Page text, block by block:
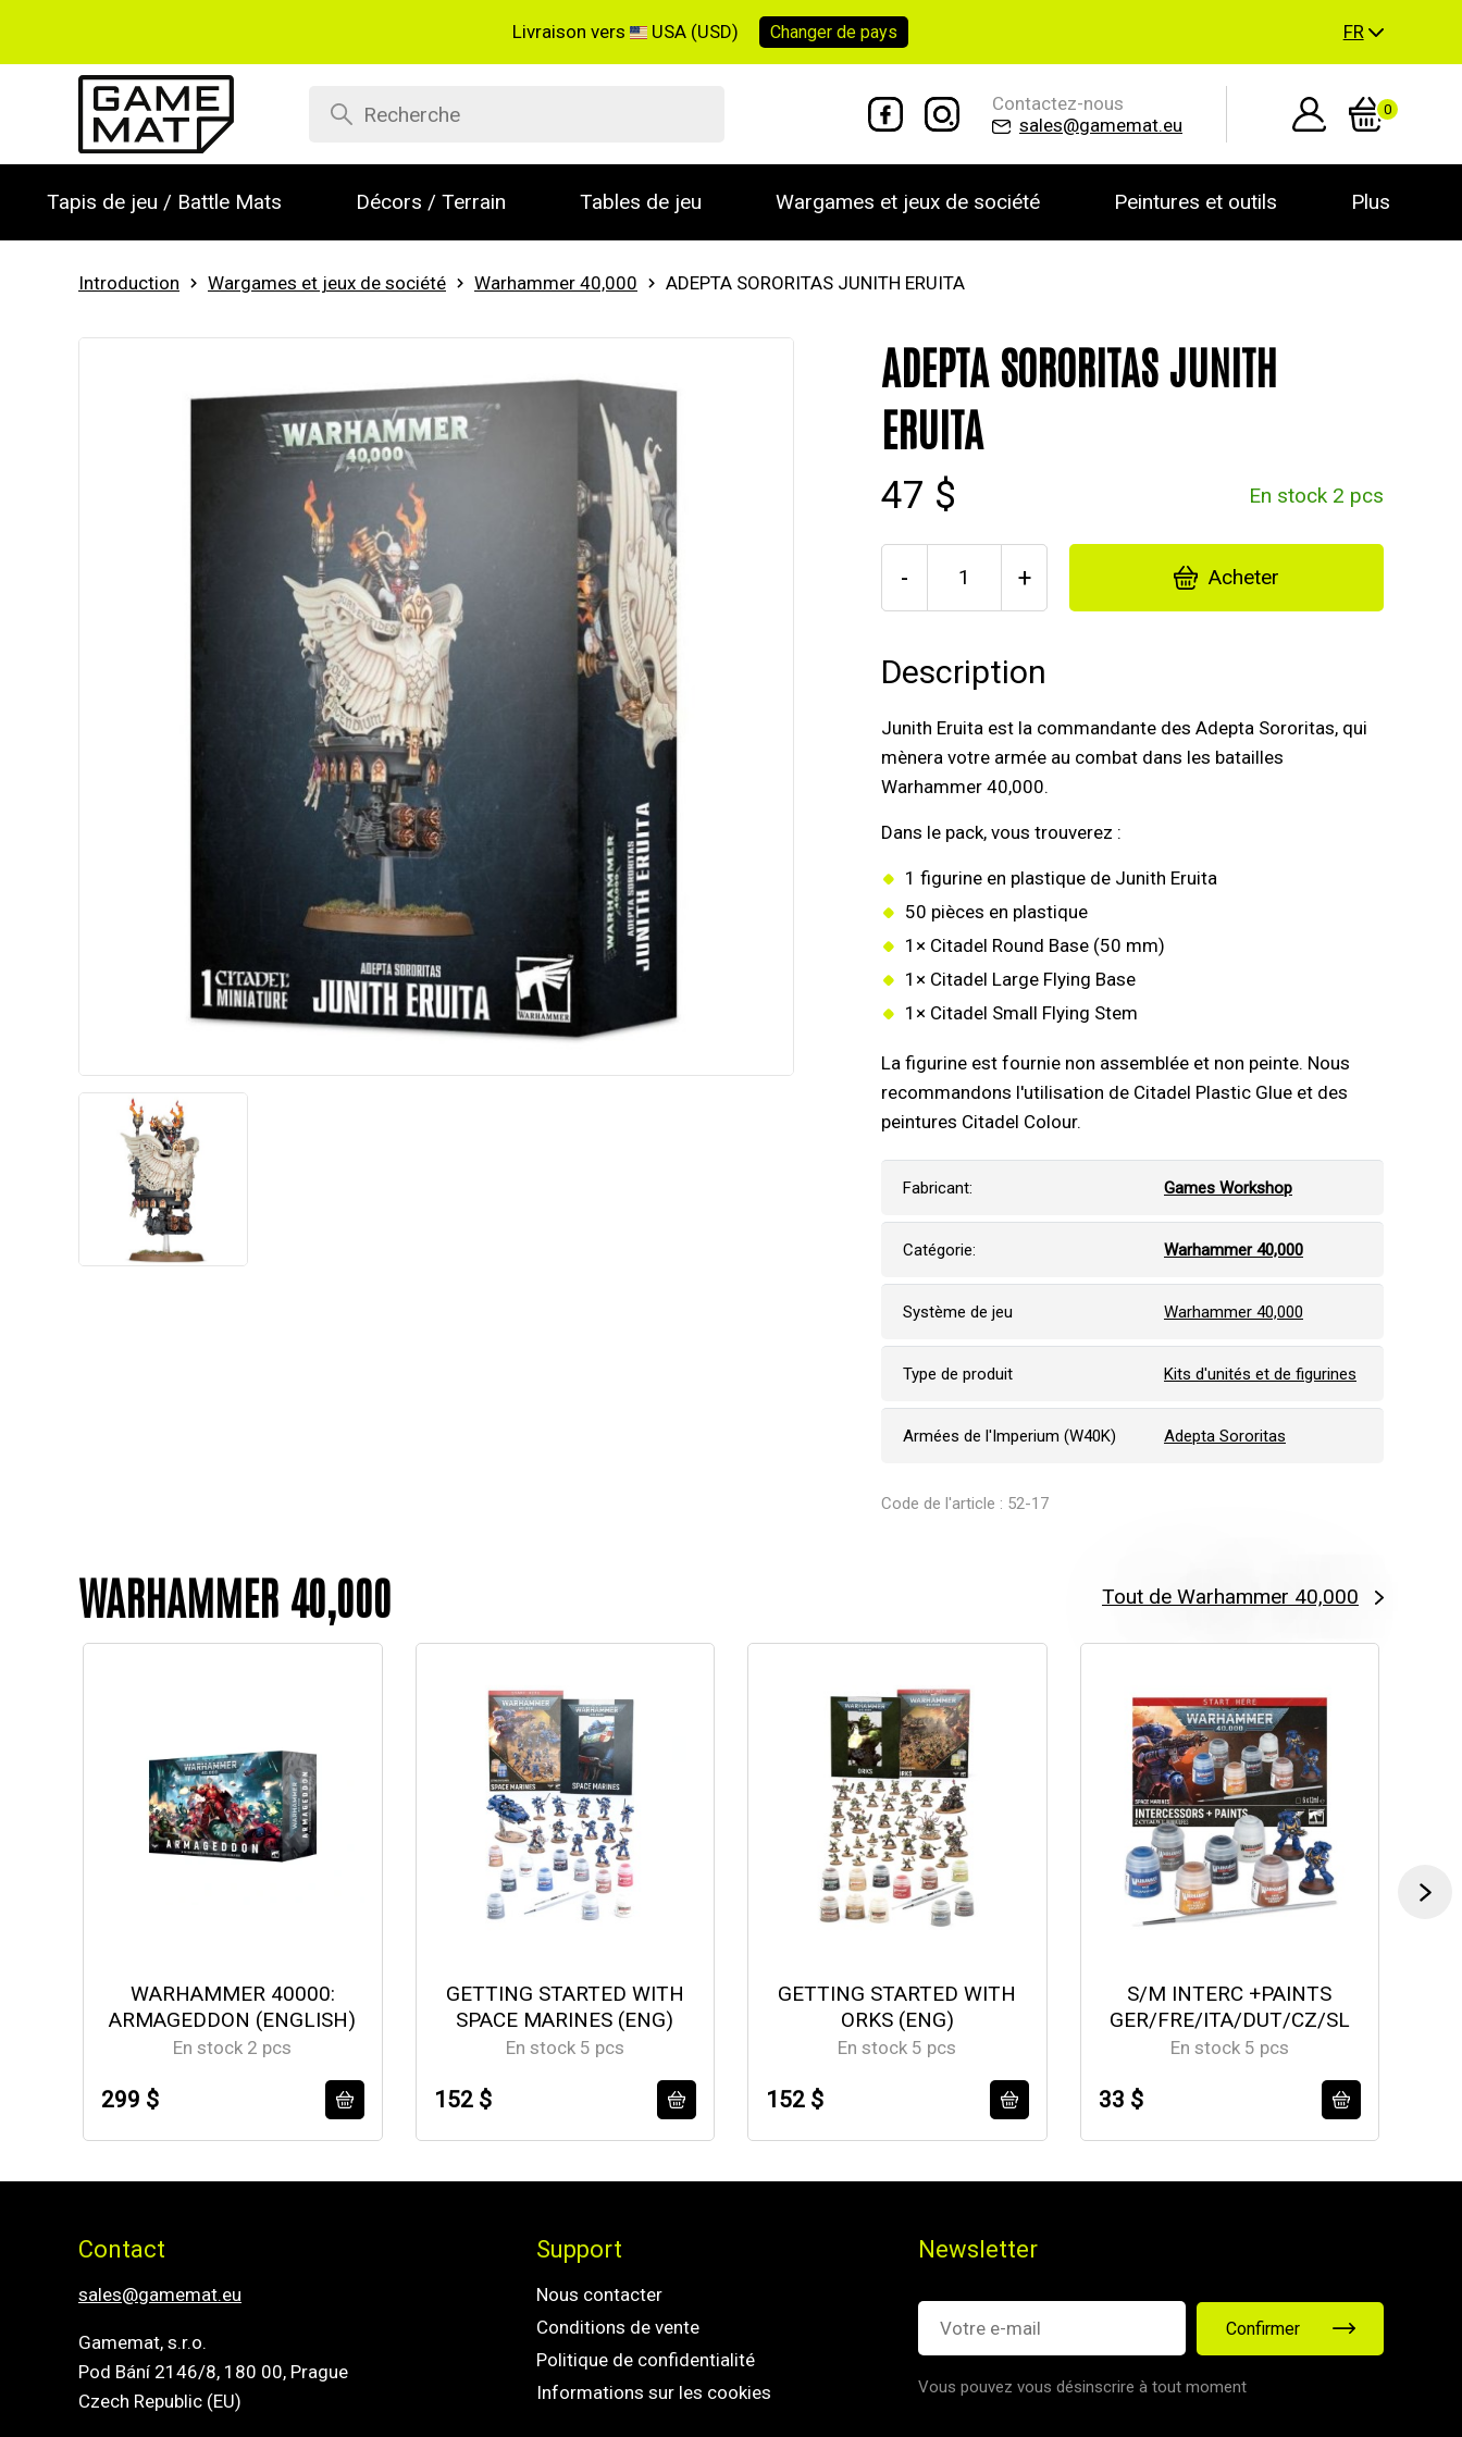
Livraison vers USA (USD) Changer depays FR
Contactez-nous
sales@gamemat.eu
0
Tapis de jeu / Battle Mats Décors / Terrain Tables de jeu Wargames et jeux de société Peintures et outils Plus
Introduction Wargames et jeux de société Warhammer 40,000 ADEPTA SORORITAS JUNITH ERUITA
ADEPTA SORORITAS JUNITH
ERUITA
47 $ En stock 2 pcs
- + Acheter
Description
Junith Eruita est la commandante des Adepta Sororitas, qui
mènera votre armée au combat dans les batailles
Warhammer 40,000.
Dans le pack, vous trouverez :
1 figurine en plastique de Junith Eruita
50 pièces en plastique
1× Citadel Round Base (50 mm)
1× Citadel Large Flying Base
1× Citadel Small Flying Stem
La figurine est fournie non assemblée et non peinte. Nous
recommandons l'utilisation de Citadel Plastic Glue et des
peintures Citadel Colour.
Fabricant: Games Workshop
Catégorie: Warhammer 40,000
Système de jeu Warhammer 40,000
Type de produit Kits d'unités et de figurines
Armées de l'Imperium (W40K) Adepta Sororitas
Code de l'article : 52-17
WARHAMMER 40,000 Tout de Warhammer 40,000
WARHAMMER 40000:
ARMAGEDDON (ENGLISH)
En stock 2 pcs
299 $
GETTING STARTED WITH
SPACE MARINES (ENG)
En stock 5 pcs
152 $
GETTING STARTED WITH
ORKS (ENG)
En stock 5 pcs
152 $
S/M INTERC +PAINTS
GER/FRE/ITA/DUT/CZ/SL
En stock 5 pcs
33 $
Contact
sales@gamemat.eu
Gamemat, s.r.o.
Pod Bání 2146/8, 180 00, Prague
Czech Republic (EU)
Support
Nous contacter
Conditions de vente
Politique de confidentialité
Informations sur les cookies
Newsletter
Confirmer
Vous pouvez vous désinscrire à tout moment